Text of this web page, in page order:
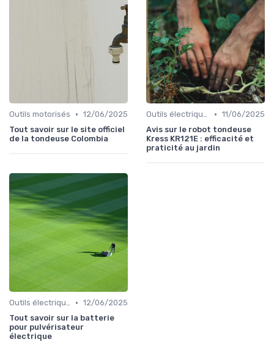
Outils motorisés • 12/06/2025
Tout savoir sur le site officiel
de la tondeuse Colombia
Outils électriques • 11/06/2025
Avis sur le robot tondeuse
Kress KR121E : efficacité et
praticité au jardin
Outils électriques • 12/06/2025
Tout savoir sur la batterie
pour pulvérisateur
électrique